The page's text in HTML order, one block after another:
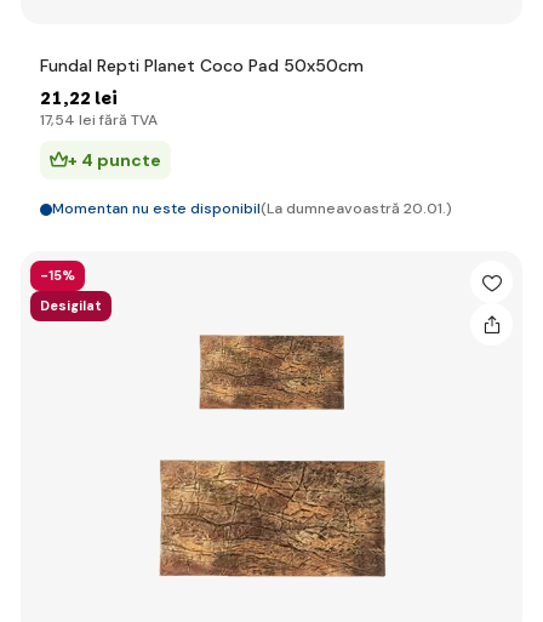
Fundal Repti Planet Coco Pad 50x50cm
21,22 lei
17,54 lei fără TVA
+ 4 puncte
Momentan nu este disponibil(La dumneavoastră 20.01.)
-15%
Desigilat